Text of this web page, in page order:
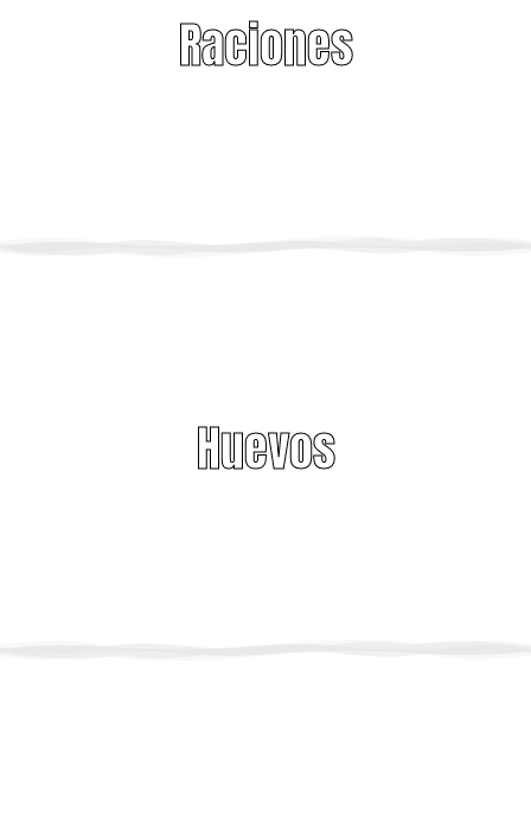
Raciones
Huevos